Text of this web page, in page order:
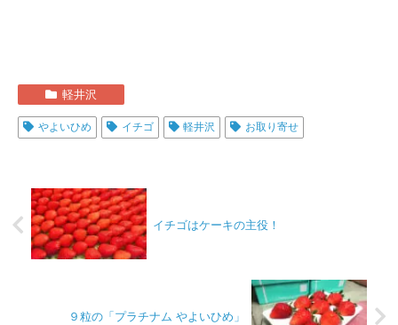
軽井沢
やよいひめ イチゴ 軽井沢 お取り寄せ
イチゴはケーキの主役！
９粒の「プラチナム やよいひめ」